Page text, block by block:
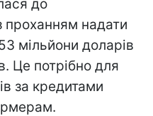
до
проханням надати
мільйони доларів
Це потрібно для
за кредитами